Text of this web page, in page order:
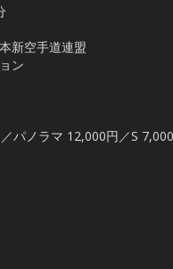
新空手道連盟
ン
パノラマ 12,000円／S